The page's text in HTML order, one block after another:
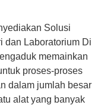
Solusi
dan Laboratorium Di
memainkan
proses-proses
dalam jumlah besar
alat yang banyak